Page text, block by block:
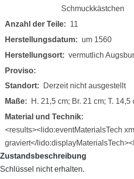
Schmuckkästchen
Anzahl der Teile
11
Herstellungsdatum
um 1560
Herstellungsort
vermutlich
Proviso
Standort
Derzeit nicht ausgestellt
Maße
H. 21,5 cm; Br. 21 cm; T. 14,5
Material und Technik
<results><lido:eventMaterialsTech
graviert</
Zustandsbeschreibung
Schlüssel nicht erhalten.